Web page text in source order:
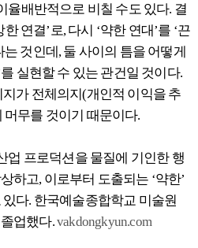
율배반적으로 비칠 수도 있다. 결
연결’로, 다시 ‘약한 연대’를 ‘끈
것인데, 둘 사이의 틈을 어떻게
를 실현할 수 있는 관건일 것이다.
가 전체의지(개인적 이익을 추
무를 것이기 때문이다.
업 프로덕션을 물질에 기인한 행
하고, 이로부터 도출되는 ‘약한’
다. 한국예술종합학교 미술원
업했다.vakdongkyun.com